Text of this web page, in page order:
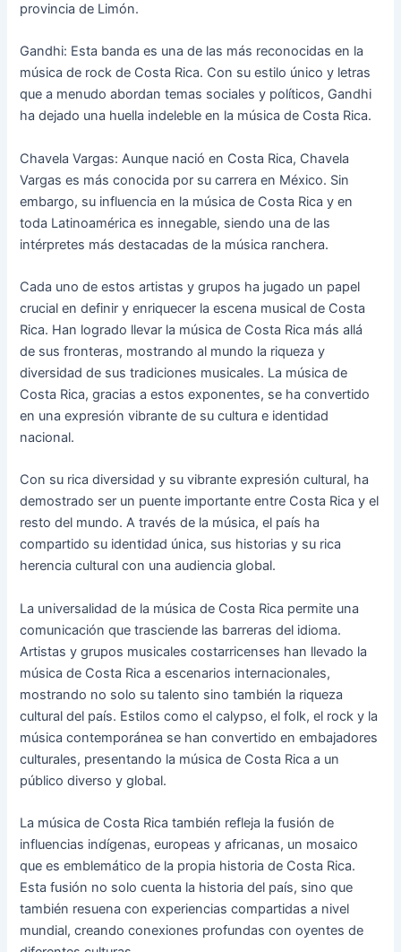
provincia de Limón.
Gandhi: Esta banda es una de las más reconocidas en la
música de rock de Costa Rica. Con su estilo único y letras
que a menudo abordan temas sociales y políticos, Gandhi
ha dejado una huella indeleble en la música de Costa Rica.
Chavela Vargas: Aunque nació en Costa Rica, Chavela
Vargas es más conocida por su carrera en México. Sin
embargo, su influencia en la música de Costa Rica y en
toda Latinoamérica es innegable, siendo una de las
intérpretes más destacadas de la música ranchera.
Cada uno de estos artistas y grupos ha jugado un papel
crucial en definir y enriquecer la escena musical de Costa
Rica. Han logrado llevar la música de Costa Rica más allá
de sus fronteras, mostrando al mundo la riqueza y
diversidad de sus tradiciones musicales. La música de
Costa Rica, gracias a estos exponentes, se ha convertido
en una expresión vibrante de su cultura e identidad
nacional.
Con su rica diversidad y su vibrante expresión cultural, ha
demostrado ser un puente importante entre Costa Rica y el
resto del mundo. A través de la música, el país ha
compartido su identidad única, sus historias y su rica
herencia cultural con una audiencia global.
La universalidad de la música de Costa Rica permite una
comunicación que trasciende las barreras del idioma.
Artistas y grupos musicales costarricenses han llevado la
música de Costa Rica a escenarios internacionales,
mostrando no solo su talento sino también la riqueza
cultural del país. Estilos como el calypso, el folk, el rock y la
música contemporánea se han convertido en embajadores
culturales, presentando la música de Costa Rica a un
público diverso y global.
La música de Costa Rica también refleja la fusión de
influencias indígenas, europeas y africanas, un mosaico
que es emblemático de la propia historia de Costa Rica.
Esta fusión no solo cuenta la historia del país, sino que
también resuena con experiencias compartidas a nivel
mundial, creando conexiones profundas con oyentes de